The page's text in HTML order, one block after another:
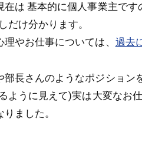
在は 基本的に個人事業主で
だけ分かります。
やお仕事については、 過去
部長さんのようなポジショ
ように見えて)実は大変なお
ました。